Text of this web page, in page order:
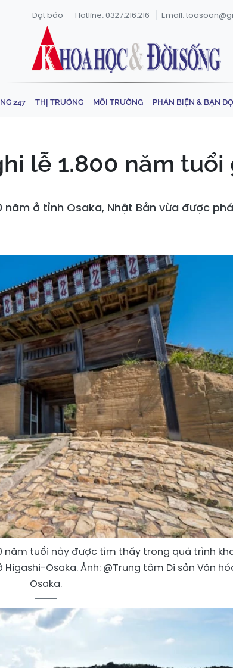
Đặt báo Hotline: 0327.216.216 Email:
247 THỊ TRƯỜNG MÔI TRƯỜNG PHẢN BIỆN & BẠN
lễ 1.800 năm
năm ở tỉnh Osaka, Nhật Bản vừa được
năm tuổi này được tìm thấy trong quá trình
Osaka. Ảnh: @Trung tâm Di sản Văn
Osaka.